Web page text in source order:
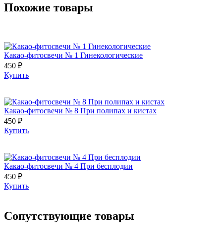
Похожие товары
Какао-фитосвечи № 1 Гинекологические
450 ₽
Купить
Какао-фитосвечи № 8 При полипах и кистах
450 ₽
Купить
Какао-фитосвечи № 4 При бесплодии
450 ₽
Купить
Сопутствующие товары